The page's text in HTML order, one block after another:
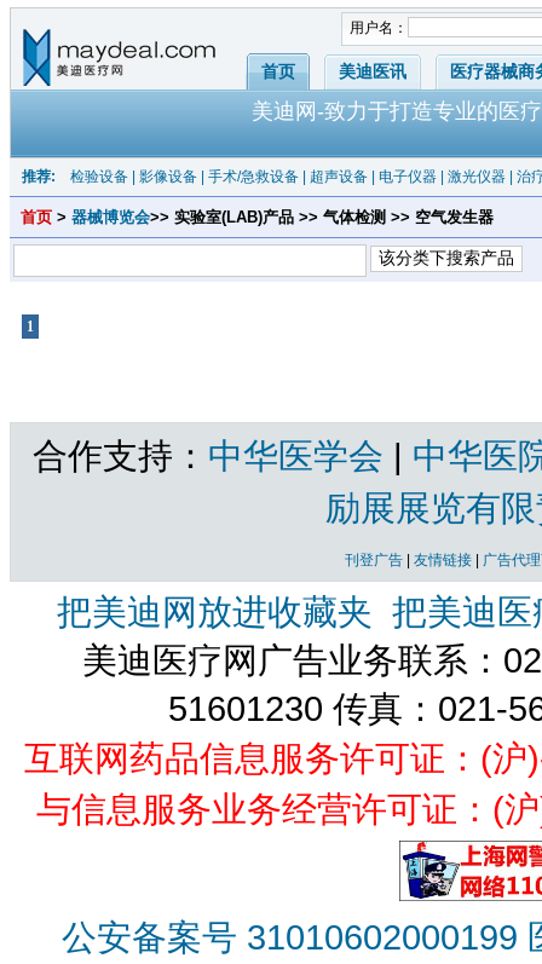
用户名：
首页 美迪医讯 医疗器械商
美迪网-致力于打造专业的医
推荐: 检验设备 影像设备 手术/急救设备 超声设备 电子仪器 激光仪器 治
首页 > 器械博览会>> 实验室(LAB)产品 >> 气体检测 >> 空气发生器
1
合作支持： 中华医学会 | 中华医
励展展览有
刊登广告 友情链接 广告代
把美迪网放进收藏夹 把美迪
美迪医疗网广告业务联系：
51601230 传真：021-
互联网药品信息服务许可证：(
与信息服务业务经营许可证：(
公安备案号 31010602000199